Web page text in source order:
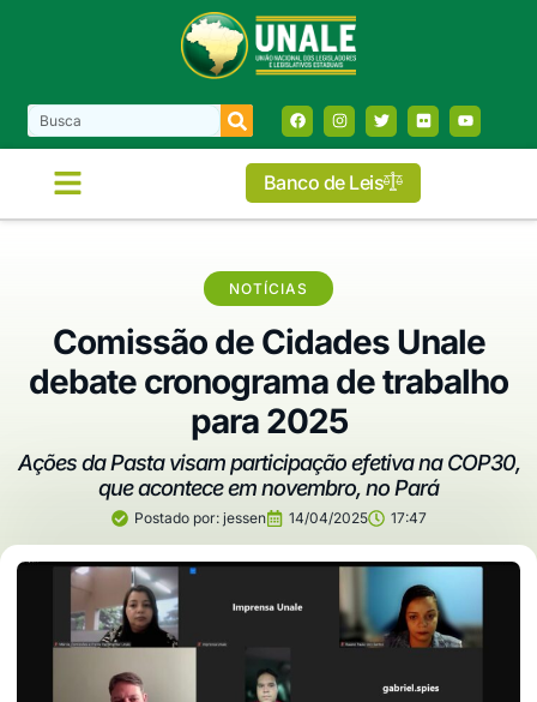
Banco de Leis
NOTÍCIAS
Comissão de Cidades Unale
debate cronograma de trabalho
para 2025
Ações da Pasta visam participação efetiva na COP30,
que acontece em novembro, no Pará
Postado por:jessen 14/04/2025 17:47